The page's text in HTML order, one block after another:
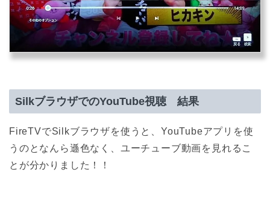
SilkブラウザでのYouTube視聴 結果
FireTVでSilkブラウザを使うと、YouTubeアプリを使
うのとなんら遜色なく、ユーチューブ動画を見れるこ
とが分かりました！！